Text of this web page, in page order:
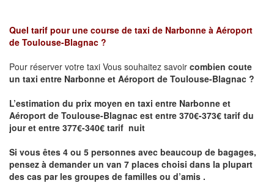
Quel tarif pour une course de taxi de Narbonne à Aéroport
de Toulouse-Blagnac ?
Pour réserver votre taxi Vous souhaitez savoir combien coute
un taxi entre Narbonne et Aéroport de Toulouse-Blagnac ?
L’estimation du prix moyen en taxi entre Narbonne et
Aéroport de Toulouse-Blagnac est entre 370€-373€ tarif du
jour et entre 377€-340€ tarif nuit
Si vous êtes 4 ou 5 personnes avec beaucoup de bagages,
pensez à demander un van 7 places choisi dans la plupart
des cas par les groupes de familles ou d’amis .